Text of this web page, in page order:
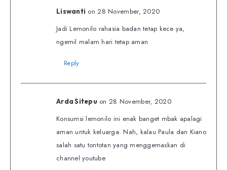
Liswanti on 28 November, 2020
Jadi Lemonilo rahasia badan tetap kece ya,
ngemil malam hari tetap aman
Reply
Arda Sitepu on 28 November, 2020
Konsumsi lemonilo ini enak banget mbak apalagi
aman untuk keluarga. Nah, kalau Paula dan Kiano
salah satu tontotan yang menggemaskan di
channel youtube